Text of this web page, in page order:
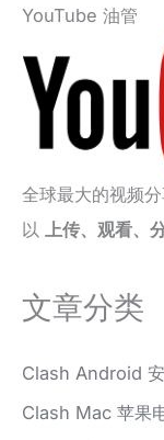
YouTube 油管
全球最大的视频
以
上传、观看、
文章分类
Clash Android
Clash Mac 苹果